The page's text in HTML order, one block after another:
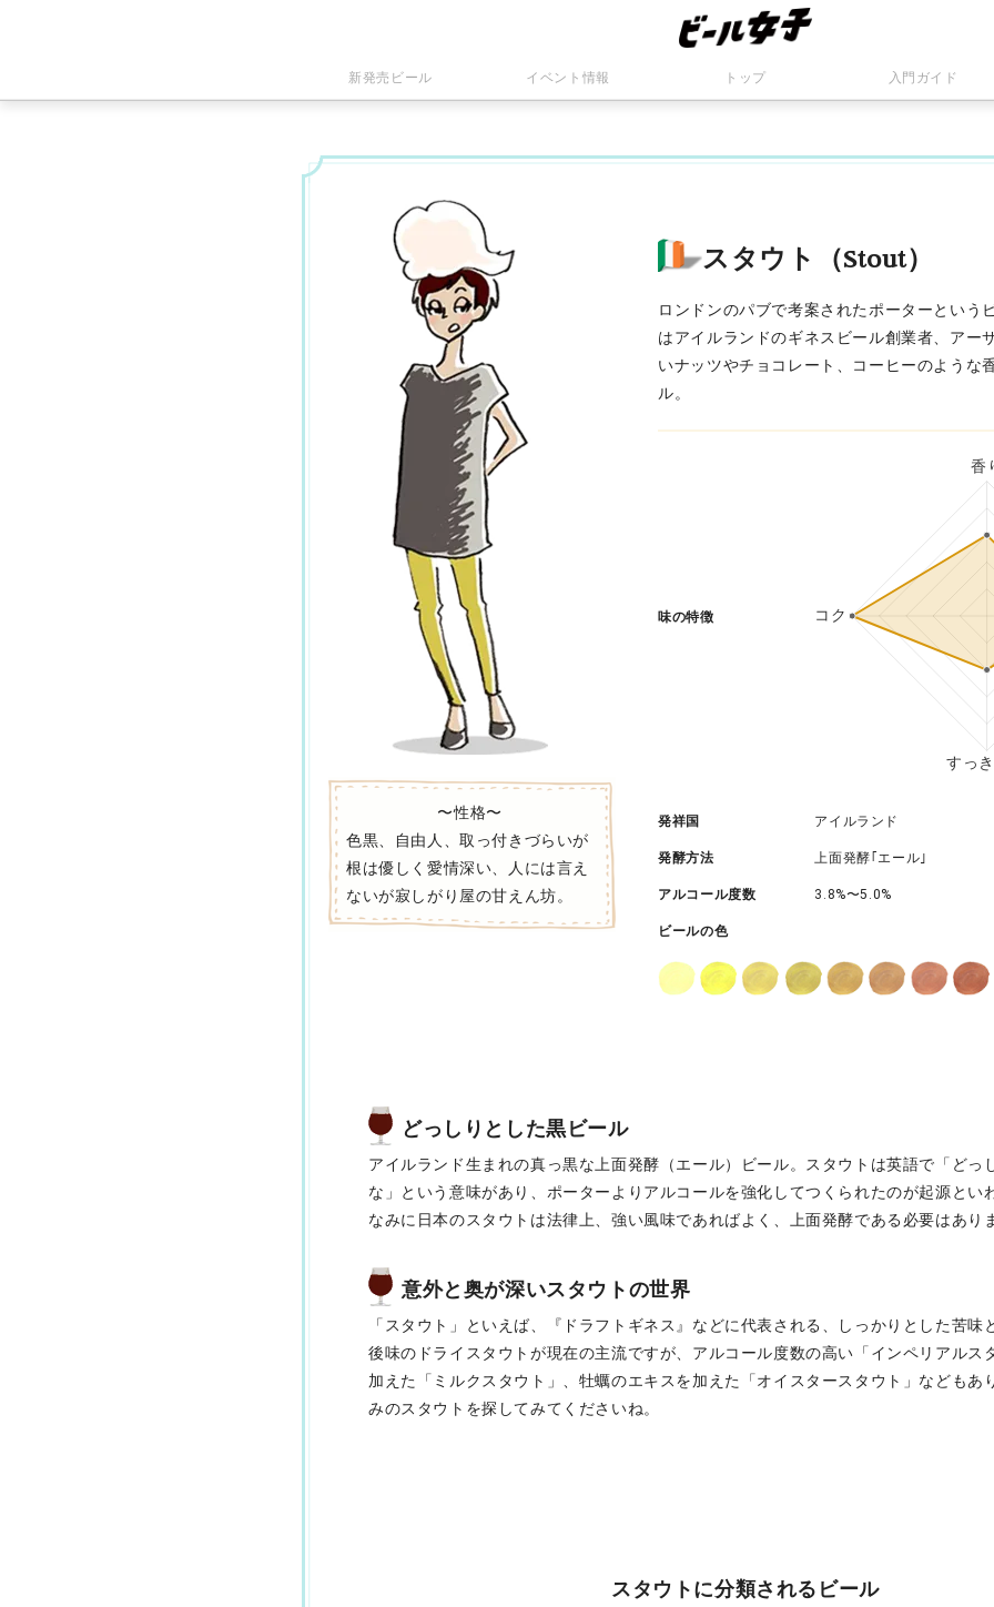
新発売ビール イベント情報 トップ 入門ガイド
〜性格〜
色黒、自由人、取っ付きづらいが
根は優しく愛情深い、人には言え
ないが寂しがり屋の甘えん坊。
スタウト（Stout）
ロンドンのパブで考案されたポーターという
はアイルランドのギネスビール創業者、アー
いナッツやチョコレート、コーヒーのような
ル。
味の特徴
発祥国 アイルランド
発酵方法 上面発酵｢エール｣
アルコール度数 3.8%〜5.0%
ビールの色
どっしりとした黒ビール
アイルランド生まれの真っ黒な上面発酵（エール）ビール。スタウトは英語で「どっ
な」という意味があり、ポーターよりアルコールを強化してつくられたのが起源とい
なみに日本のスタウトは法律上、強い風味であればよく、上面発酵である必要はあり
意外と奥が深いスタウトの世界
「スタウト」といえば、『ドラフトギネス』などに代表される、しっかりとした苦味
後味のドライスタウトが現在の主流ですが、アルコール度数の高い「インペリアルス
加えた「ミルクスタウト」、牡蠣のエキスを加えた「オイスタースタウト」などもあ
みのスタウトを探してみてくださいね。
スタウトに分類されるビール